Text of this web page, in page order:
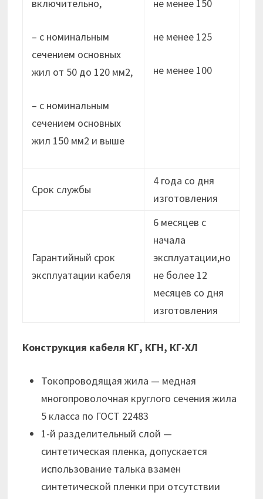
включительно,
– с номинальным
сечением основных
жил от 50 до 120 мм2,
– с номинальным
сечением основных
жил 150 мм2 и выше
не менее 150
не менее 125
не менее 100
Срок службы
4 года со дня
изготовления
Гарантийный срок
эксплуатации кабеля
6 месяцев с
начала
эксплуатации,но
не более 12
месяцев cо дня
изготовления
Конструкция кабеля КГ, КГН, КГ-ХЛ
Токопроводящая жила — медная
многопроволочная круглого сечения жила
5 класса по ГОСТ 22483
1-й разделительный слой —
синтетическая пленка, допускается
использование талька взамен
синтетической пленки при отсутствии